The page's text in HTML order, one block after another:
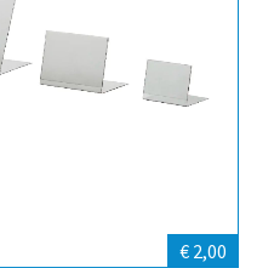
€ 2,00